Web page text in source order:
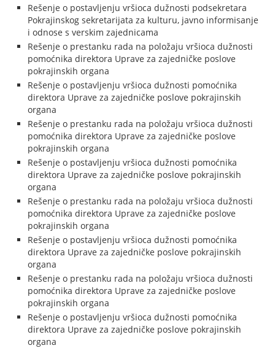
Rešenje o postavljenju vršioca dužnosti podsekretara
Pokrajinskog sekretarijata za kulturu, javno informisanje
i odnose s verskim zajednicama
Rešenje o prestanku rada na položaju vršioca dužnosti
pomoćnika direktora Uprave za zajedničke poslove
pokrajinskih organa
Rešenje o postavljenju vršioca dužnosti pomoćnika
direktora Uprave za zajedničke poslove pokrajinskih
organa
Rešenje o prestanku rada na položaju vršioca dužnosti
pomoćnika direktora Uprave za zajedničke poslove
pokrajinskih organa
Rešenje o postavljenju vršioca dužnosti pomoćnika
direktora Uprave za zajedničke poslove pokrajinskih
organa
Rešenje o prestanku rada na položaju vršioca dužnosti
pomoćnika direktora Uprave za zajedničke poslove
pokrajinskih organa
Rešenje o postavljenju vršioca dužnosti pomoćnika
direktora Uprave za zajedničke poslove pokrajinskih
organa
Rešenje o prestanku rada na položaju vršioca dužnosti
pomoćnika direktora Uprave za zajedničke poslove
pokrajinskih organa
Rešenje o postavljenju vršioca dužnosti pomoćnika
direktora Uprave za zajedničke poslove pokrajinskih
organa